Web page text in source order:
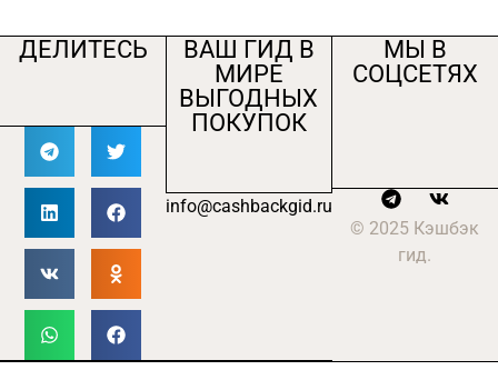
ДЕЛИТЕСЬ
ВАШ ГИД В
МИРЕ
ВЫГОДНЫХ
ПОКУПОК
info@cashbackgid.ru
МЫ В
СОЦСЕТЯХ
© 2025 Кэшбэк
гид.